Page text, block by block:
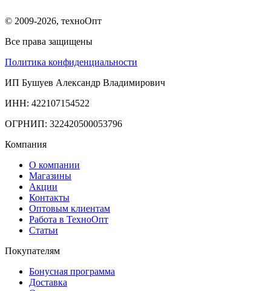
© 2009-2026, техноОпт
Все права защищены
Политика конфиденциальности
ИП Бушуев Александр Владимирович
ИНН: 422107154522
ОГРНИП: 322420500053796
Компания
О компании
Магазины
Акции
Контакты
Оптовым клиентам
Работа в ТехноОпт
Статьи
Покупателям
Бонусная программа
Доставка